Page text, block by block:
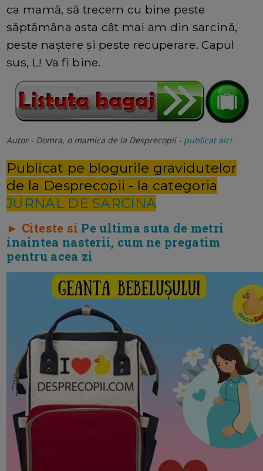
ca mamă, să trecem cu bine peste
săptămâna asta cât mai am din sarcină,
peste naștere și peste recuperare. Capul
sus, L! Va fi bine.
Autor - Domra, o mamica de la Desprecopii - publicat aici
Publicat pe blogurile gravidutelor
de la Desprecopii - la categoria
JURNAL DE SARCINA
► Citeste si Pe ultima suta de metri
inaintea nasterii, cum ne pregatim
pentru acea zi